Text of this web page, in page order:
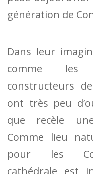
génération de
Dans leur
comme les
constructeurs
ont très peu
que recèle
Comme lieu
pour les
cathédrale est